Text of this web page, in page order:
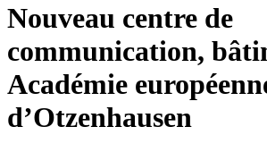
Nouveau centre de
communication,
Académie
d’Otzenhausen